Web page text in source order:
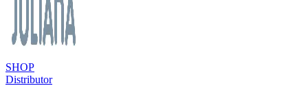
SHOP
Distributor